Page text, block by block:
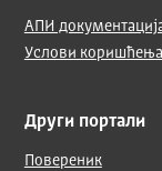
АПИ
Услови коришћења
Други портали
Повереник